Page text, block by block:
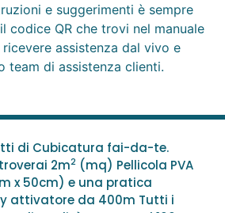
e suggerimenti è sempre
codice QR che trovi nel manuale
assistenza dal vivo e
team di assistenza clienti.
di Cubicatura fai-da-te.
2m2 (mq) Pellicola PVA
x 50cm) e una pratica
attivatore da 400m Tutti i